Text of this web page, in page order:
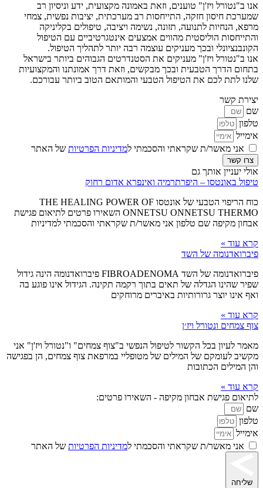
אנו ב"נטורל ויז'ן" טוענים, וזאת באמונה מקצועית, ידע וניסיון רב
שמערכת חיסון חזקה, התייחסות רב מערכתית, יציבות נפשית, צמחי
מרפא, הנחיות לתנועה, תזונה, נשימה ויציבה, טיפולים בקליניקה
והתייחסות הוליסטית מהווים אמצעים אינטגרטיביים עם הטיפול
הקונבנציונלי ובכך מעניקים עוצמה רבה יותר לתהליך הטיפול.
אנו ב"נטורל ויז'ן" מעניקים את הסטנדרטים הגבוהים ביותר בישראל
בתחום הדרך הטבעית ובכך מבקשים, וזאת דרך אמונתנו והמקצועיות
שלנו לתת לכם את הטיפול הטבעי והמותאם הטוב ביותר עבורכם.
יצירת קשר
שם
טלפון
אימייל
אני מאשר/ת שקראתי והסכמתי למדיניות הפרטיות של האתר
צרו קשר
אולי יעניין אותך גם
טיפול באונטסו – היפרתרמיה ואינפרא אדום רחוק
כוח הריפוי הטבעי של אונטסו THE HEALING POWER OF
ONNETSU ONNETSU THERMO השאירו פרטים לתיאום פגישת
אבחון מקיפה שם טלפון אני מאשר/ת שקראתי והסכמתי למדיניות
קרא עוד »
פיברואדנומה של השד
פיברואדנומה של השד FIBROADENOMA פיברואדנומה הינה גידול
שפיר שהינו הגדלה של תאים בתוך רקמה תקינה. הגידול אינו פוגע בה
ואף אינו יוצר גרורותיות באיברים מרוחקים
קרא עוד »
צוף צמחים ונטורל ויז׳ן
מאמר לעיון בכל הקשור לטיפול הנפשי ב"צוף צמחים" ו"נטורל ויז'ן" אני
מקשיב לעומקם של המילים של מטופליי במרפאת צוף צמחים, הן בפגישה
והן המילים הכתובות
קרא עוד »
לתיאום פגישת אבחון מקיפה - השאירו פרטים:
שם
טלפון
אימייל
אני מאשר/ת שקראתי והסכמתי למדיניות הפרטיות של האתר
שליחה